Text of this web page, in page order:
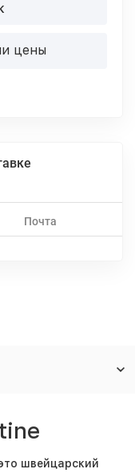
цены
Почта
швейцарский